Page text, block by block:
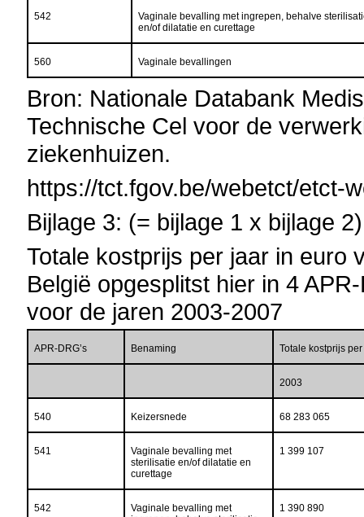
542
Vaginale bevalling met ingrepen, behalve
en/of dilatatie en curettage
560 Vaginale bevallingen
Bron: Nationale Databank
Technische Cel voor de
ziekenhuizen.
https://tct.fgov.be/webetct/etct-
Bijlage 3: (= bijlage 1 x bijlage 2)
Totale kostprijs per jaar in euro
België opgesplitst hier in 4
voor de jaren 2003-2007
APR-DRG’s Benaming Totale kostprijs
2003
540 Keizersnede 68 283 065
541
Vaginale bevalling met
sterilisatie en/of dilatatie en
curettage
1 399 107
542
Vaginale bevalling met
1 390 890